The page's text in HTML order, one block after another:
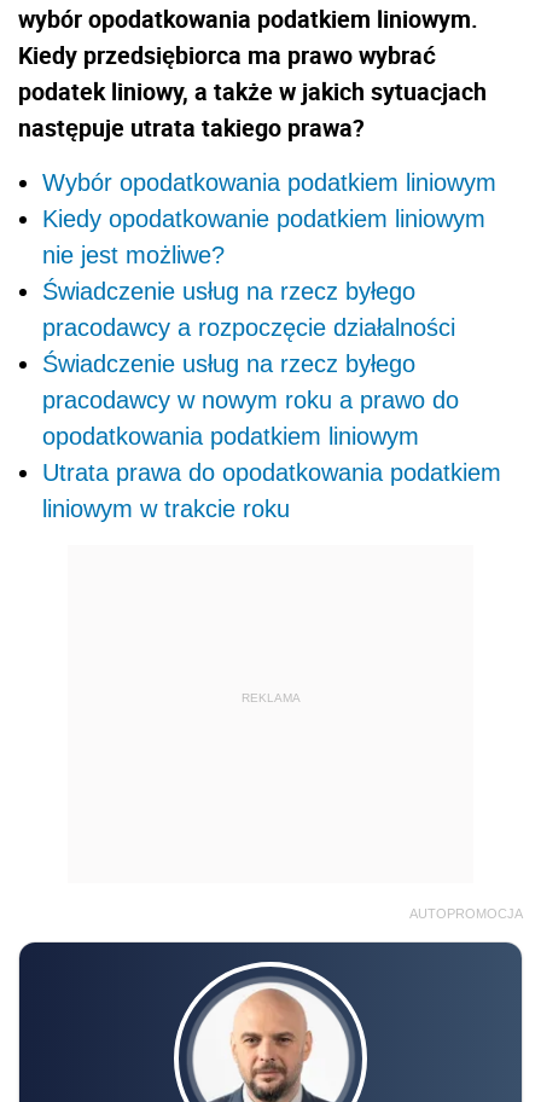
wybór opodatkowania podatkiem liniowym.
Kiedy przedsiębiorca ma prawo wybrać
podatek liniowy, a także w jakich sytuacjach
następuje utrata takiego prawa?
Wybór opodatkowania podatkiem liniowym
Kiedy opodatkowanie podatkiem liniowym
nie jest możliwe?
Świadczenie usług na rzecz byłego
pracodawcy a rozpoczęcie działalności
Świadczenie usług na rzecz byłego
pracodawcy w nowym roku a prawo do
opodatkowania podatkiem liniowym
Utrata prawa do opodatkowania podatkiem
liniowym w trakcie roku
REKLAMA
AUTOPROMOCJA